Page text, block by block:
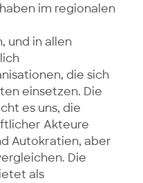
im regionalen
und in allen
die sich
einsetzen. Die
es uns, die
Akteure
Autokratien, aber
Die
als